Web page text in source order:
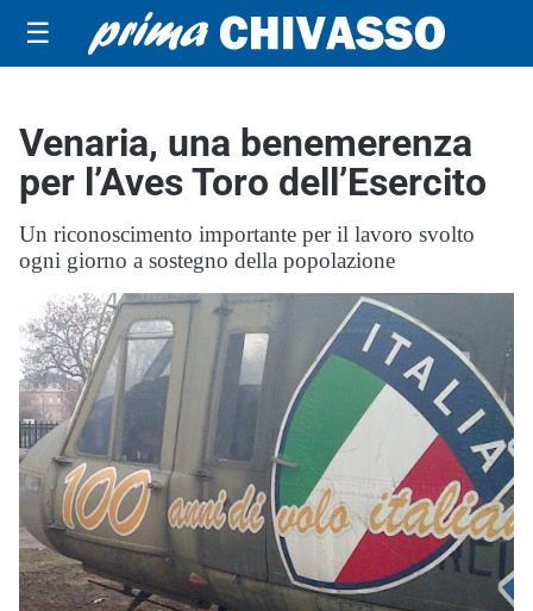
☰
Venaria, una benemerenza
per l’Aves Toro dell’Esercito
Un riconoscimento importante per il lavoro svolto
ogni giorno a sostegno della popolazione